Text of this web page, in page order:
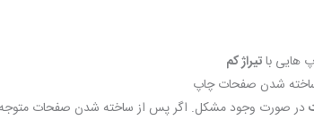
هایی باتیراژ کم
شدن صفحات چاپ
در صورت وجود مشکل. اگر پس از ساخته شدن صفحات متوجه